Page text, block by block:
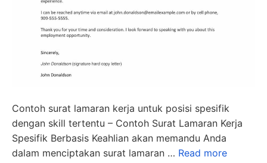
Contoh surat lamaran kerja untuk posisi spesifik
dengan skill tertentu – Contoh Surat Lamaran Kerja
Spesifik Berbasis Keahlian akan memandu Anda
dalam menciptakan surat lamaran … Read more